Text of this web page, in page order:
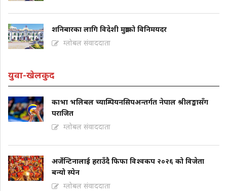
शनिबारका लागि विदेशी मुद्राको विनिमयदर
ग्लोबल संवाददाता
युवा-खेलकुद
काभा भलिबल च्याम्पियनसिपअन्तर्गत नेपाल श्रीलङ्कासँग
पराजित
ग्लोबल संवाददाता
अर्जेन्टिनालाई हराउँदै फिफा विश्वकप २०२६ को विजेता
बन्यो स्पेन
ग्लोबल संवाददाता